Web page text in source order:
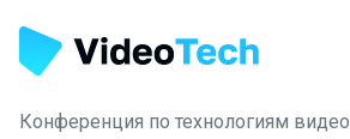
Конференция по технологиям видео